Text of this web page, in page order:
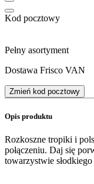
Kod pocztowy
Pełny asortyment
Dostawa Frisco VAN
Zmień kod pocztowy
Opis produktu
Rozkoszne tropiki i
połączeniu. Daj się
towarzystwie